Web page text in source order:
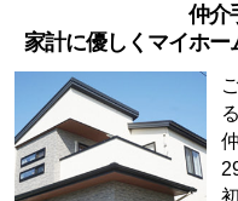
仲介
家計に優しくマイホー
る